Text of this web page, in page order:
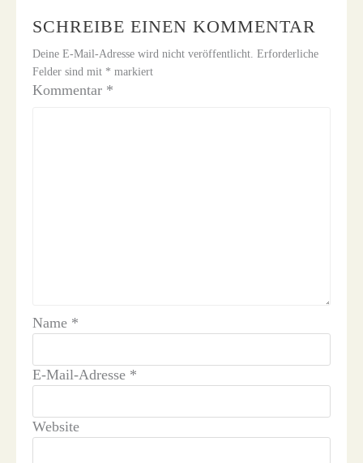
SCHREIBE EINEN KOMMENTAR
Deine E-Mail-Adresse wird nicht veröffentlicht. Erforderliche
Felder sind mit * markiert
Kommentar *
Name *
E-Mail-Adresse *
Website